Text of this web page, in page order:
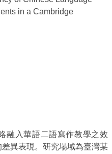
in a Cambridge
入華語二語寫作教學之效
異表現。研究場域為臺灣某